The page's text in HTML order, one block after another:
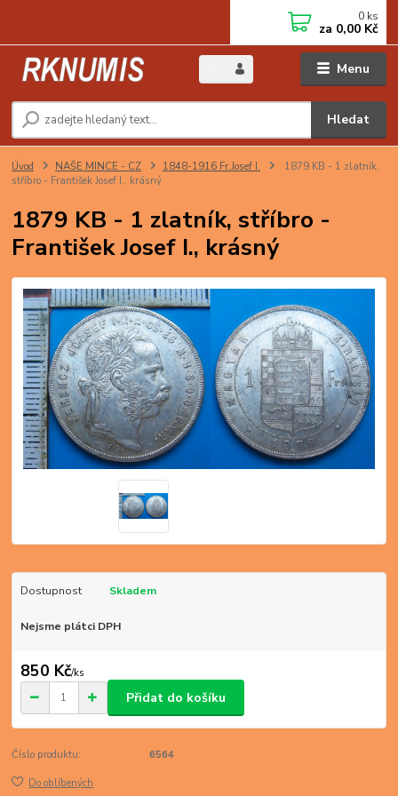
Menu
Hledat
0 ks
za 0,00 Kč
Úvod NAŠE MINCE - CZ 1848-1916 Fr.Josef I.
1879 KB - 1 zlatník,
stříbro - František Josef I., krásný
1879 KB - 1 zlatník, stříbro -
František Josef I., krásný
Dostupnost Skladem
Nejsme plátci DPH
850 Kč/ks
Přidat do košíku
Číslo produktu: 6564
Do oblíbených